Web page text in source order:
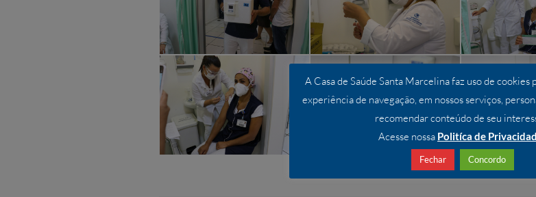
A Casa de Saúde Santa Marcelina faz uso de cookies
experiência de navegação, em nossos serviços,
recomendar conteúdo de seu
Acesse nossa Politíca de
Fechar Concordo